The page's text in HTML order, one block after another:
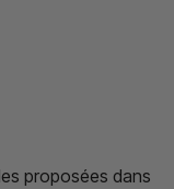
proposées dans